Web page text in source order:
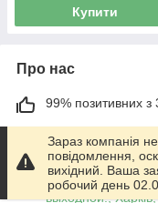
Купити
Про нас
99% позитивних з
Працює з
м. Харків
График работы
выходной!, Харків,
Зараз компанія
повідомлення,
вихідний. Ваша
робочий день